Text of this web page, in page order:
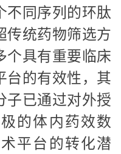
不同序列的环肽
传统药物筛选方
个具有重要临床
台的有效性，其
子已通过对外授
的体内药效数
平台的转化潜